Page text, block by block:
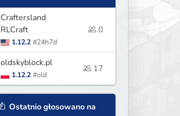
Craftersland
RLCraft
1.12.2 #24h7d
0
oldskyblock.pl
1.12.2 #old
17
Ostatnio głosowano na